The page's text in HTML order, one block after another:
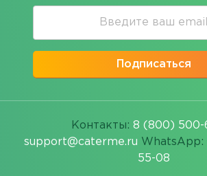
Подписаться
Контакты: 8 (800) 500-
support@caterme.ru WhatsApp:
55-08